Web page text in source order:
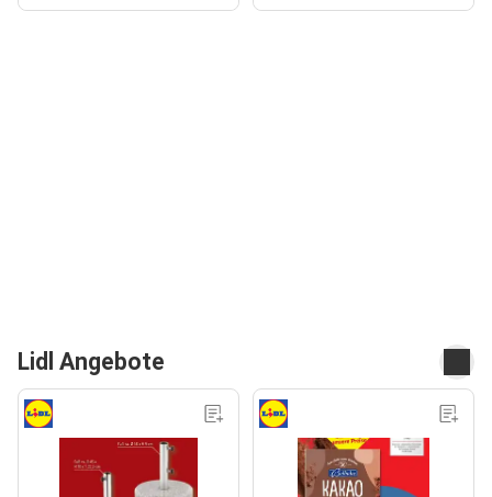
Lidl Angebote